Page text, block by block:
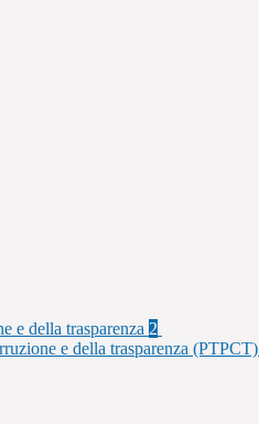
e della trasparenza 2
e della trasparenza (PTPCT)